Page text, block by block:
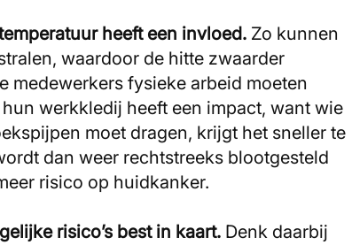
heeft een invloed. Zo kunnen
waardoor de hitte zwaarder
medewerkers fysieke arbeid moeten
werkkledij heeft een impact, want wie
moet dragen, krijgt het sneller te
dan weer rechtstreeks blootgesteld
risico op huidkanker.
risico’s best in kaart. Denk daarbij